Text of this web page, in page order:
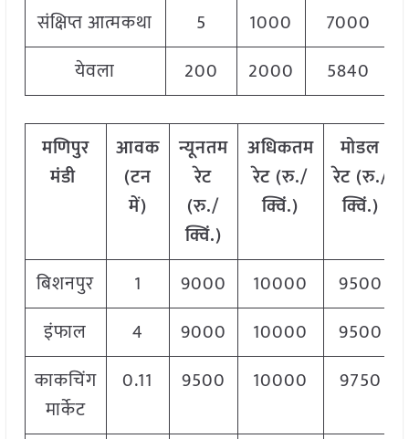
संक्षिप्त आत्मकथा
5 1000 7000
येवला
200 2000 5840
मणिपुर
मंडी
आवक
(टन
में)
न्यूनतम
रेट
(रु./
क्विं.)
अधिकतम
रेट (रु./
क्विं.)
मोडल
रेट (रु./
क्विं.)
बिशनपुर 1 9000 10000
9500
इंफाल
4 9000 10000
9500
काकचिंग
मार्केट
0.11 9500 10000 9750